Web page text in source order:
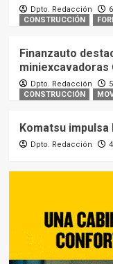
Dpto. Redacción
CONSTRUCCIÓN
Finanzauto
miniexcavadoras
Dpto. Redacción
CONSTRUCCIÓN
Komatsu
Dpto. Redacción